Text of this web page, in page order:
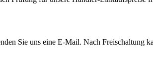
Sie uns eine E-Mail. Nach Freischaltung